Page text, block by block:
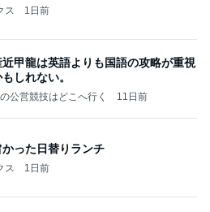
ス 1日前
近甲龍は英語よりも国語の攻略が重視
しれない。
公営競技はどこへ行く 11日前
った日替りランチ
ス 1日前